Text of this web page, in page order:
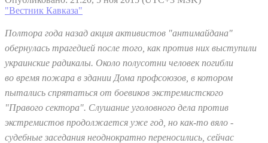
"Вестник Кавказа"
Полтора года назад акция активистов "антимайдана"
обернулась трагедией после того, как против них выступили
украинские радикалы. Около полусотни человек погибли
во время пожара в здании Дома профсоюзов, в котором
пытались спрятаться от боевиков экстремистского
"Правого сектора". Слушание уголовного дела против
экстремистов продолжается уже год, но как-то вяло -
судебные заседания неоднократно переносились, сейчас